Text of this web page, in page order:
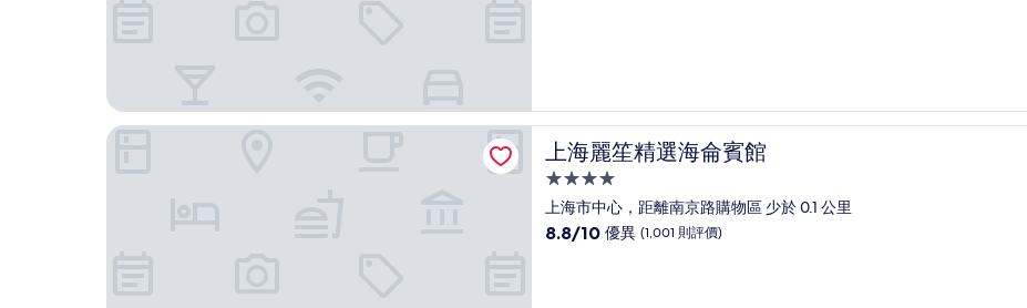
卓
越，
(1,007
則
評
價)
篇
上海麗笙精選海侖賓館
上海麗笙精選海侖賓館
4.0
星
級
上海市中心，距離南京路購物區 少於 0.1 公里
8.8
8.8/10 優異 (1,001 則評價)
上海麗笙精選海侖賓館